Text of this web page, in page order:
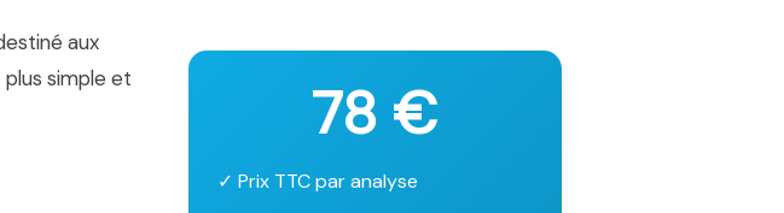
aux
simple et
78 €
✓ Prix TTC par analyse